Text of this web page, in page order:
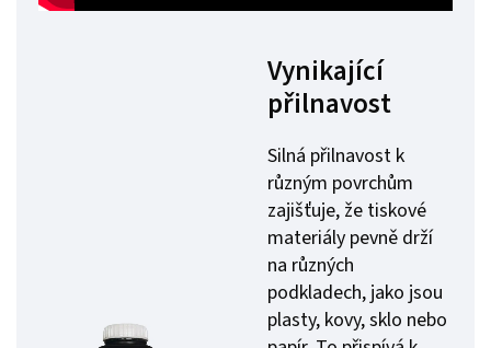
Vynikající
přilnavost
Silná přilnavost k
různým povrchům
zajišťuje, že tiskové
materiály pevně drží
na různých
podkladech, jako jsou
plasty, kovy, sklo nebo